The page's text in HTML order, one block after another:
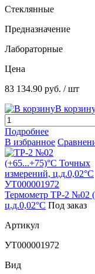
Стеклянные
Предназначение
Лабораторные
Цена
83 134.90 руб. / шт
В
Подробнее
В избранное
Термометр ТР-2 №02
ц.д.0,02°С Под заказ
Артикул
УТ000001972
Вид